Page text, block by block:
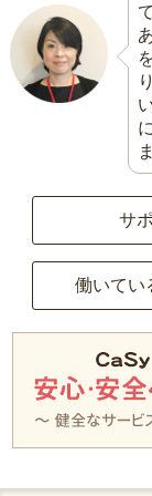
サ
働いてい